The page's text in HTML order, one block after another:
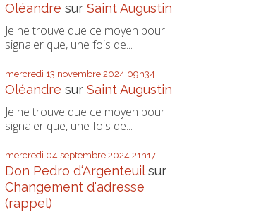
Oléandre sur Saint Augustin
Je ne trouve que ce moyen pour
signaler que, une fois de...
mercredi 13 novembre 2024 09h34
Oléandre sur Saint Augustin
Je ne trouve que ce moyen pour
signaler que, une fois de...
mercredi 04 septembre 2024 21h17
Don Pedro d‘Argenteuilsur
Changement d'adresse
(rappel)